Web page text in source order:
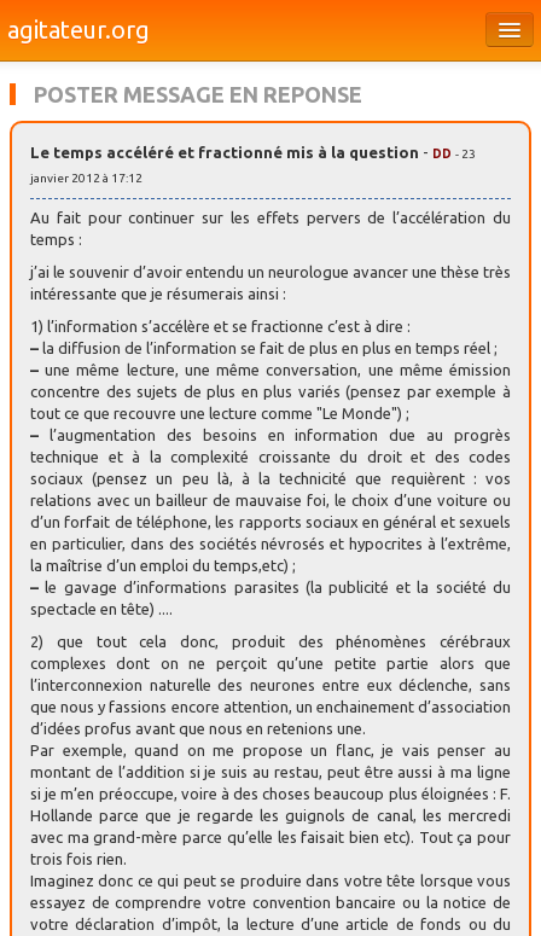
agitateur.org
Bourges & le Cher
Culture
Brèves
POSTER MESSAGE EN REPONSE
Le temps accéléré et fractionné mis à la question - DD - 23
janvier 2012 à 17:12
Au fait pour continuer sur les effets pervers de l’accélération du
temps :
j’ai le souvenir d’avoir entendu un neurologue avancer une thèse très
intéressante que je résumerais ainsi :
1) l’information s’accélère et se fractionne c’est à dire :
– la diffusion de l’information se fait de plus en plus en temps réel ;
– une même lecture, une même conversation, une même émission
concentre des sujets de plus en plus variés (pensez par exemple à
tout ce que recouvre une lecture comme "Le Monde") ;
– l’augmentation des besoins en information due au progrès
technique et à la complexité croissante du droit et des codes
sociaux (pensez un peu là, à la technicité que requièrent : vos
relations avec un bailleur de mauvaise foi, le choix d’une voiture ou
d’un forfait de téléphone, les rapports sociaux en général et sexuels
en particulier, dans des sociétés névrosés et hypocrites à l’extrême,
la maîtrise d’un emploi du temps,etc) ;
– le gavage d’informations parasites (la publicité et la société du
spectacle en tête) ....
2) que tout cela donc, produit des phénomènes cérébraux
complexes dont on ne perçoit qu’une petite partie alors que
l’interconnexion naturelle des neurones entre eux déclenche, sans
que nous y fassions encore attention, un enchainement d’association
d’idées profus avant que nous en retenions une.
Par exemple, quand on me propose un flanc, je vais penser au
montant de l’addition si je suis au restau, peut être aussi à ma ligne
si je m’en préoccupe, voire à des choses beaucoup plus éloignées : F.
Hollande parce que je regarde les guignols de canal, les mercredi
avec ma grand-mère parce qu’elle les faisait bien etc). Tout ça pour
trois fois rien.
Imaginez donc ce qui peut se produire dans votre tête lorsque vous
essayez de comprendre votre convention bancaire ou la notice de
votre déclaration d’impôt, la lecture d’une article de fonds ou du